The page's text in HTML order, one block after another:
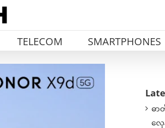
TELECOM SMARTPHONES
ဓာ
လှေ